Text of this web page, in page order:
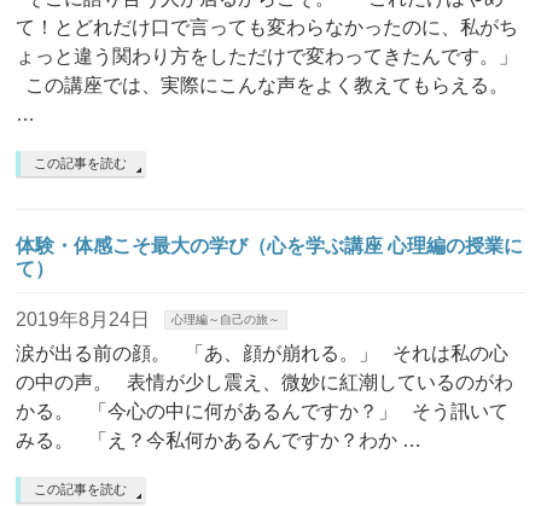
て！とどれだけ口で言っても変わらなかったのに、私がち
ょっと違う関わり方をしただけで変わってきたんです。」
この講座では、実際にこんな声をよく教えてもらえる。
…
この記事を読む
体験・体感こそ最大の学び（心を学ぶ講座 心理編の授業に
て）
2019年8月24日 心理編～自己の旅～
涙が出る前の顔。 「あ、顔が崩れる。」 それは私の心
の中の声。 表情が少し震え、微妙に紅潮しているのがわ
かる。 「今心の中に何があるんですか？」 そう訊いて
みる。 「え？今私何かあるんですか？わか …
この記事を読む